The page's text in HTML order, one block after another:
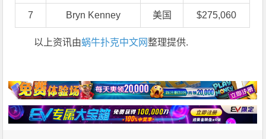
7 Bryn Kenney 美国 $275,060
以上资讯由蜗牛扑克中文网整理提供.